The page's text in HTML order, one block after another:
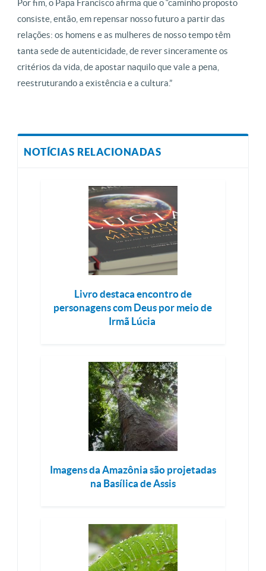
Por fim, o Papa Francisco afirma que o “caminho proposto
consiste, então, em repensar nosso futuro a partir das
relações: os homens e as mulheres de nosso tempo têm
tanta sede de autenticidade, de rever sinceramente os
critérios da vida, de apostar naquilo que vale a pena,
reestruturando a existência e a cultura.”
NOTÍCIAS RELACIONADAS
Livro destaca encontro de
personagens com Deus por meio de
Irmã Lúcia
Imagens da Amazônia são projetadas
na Basílica de Assis